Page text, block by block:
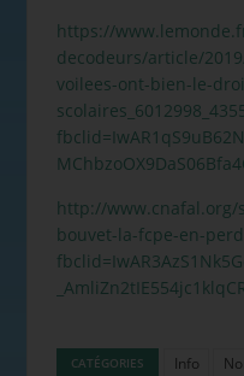
https://
decodeurs/article/
voilees-ont-bien-le-
http://
bouvet-la-fcpe-en-
CATÉGORIES Info